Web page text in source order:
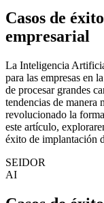
Casos de
empresarial
La Inteligencia
para las empresas en la
de procesar grandes
tendencias de manera
revolucionado la
este artículo,
éxito de implantación
SEIDOR
AI